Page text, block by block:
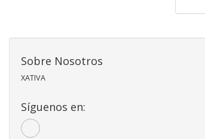
Sobre Nosotros
XATIVA
Síguenos en: